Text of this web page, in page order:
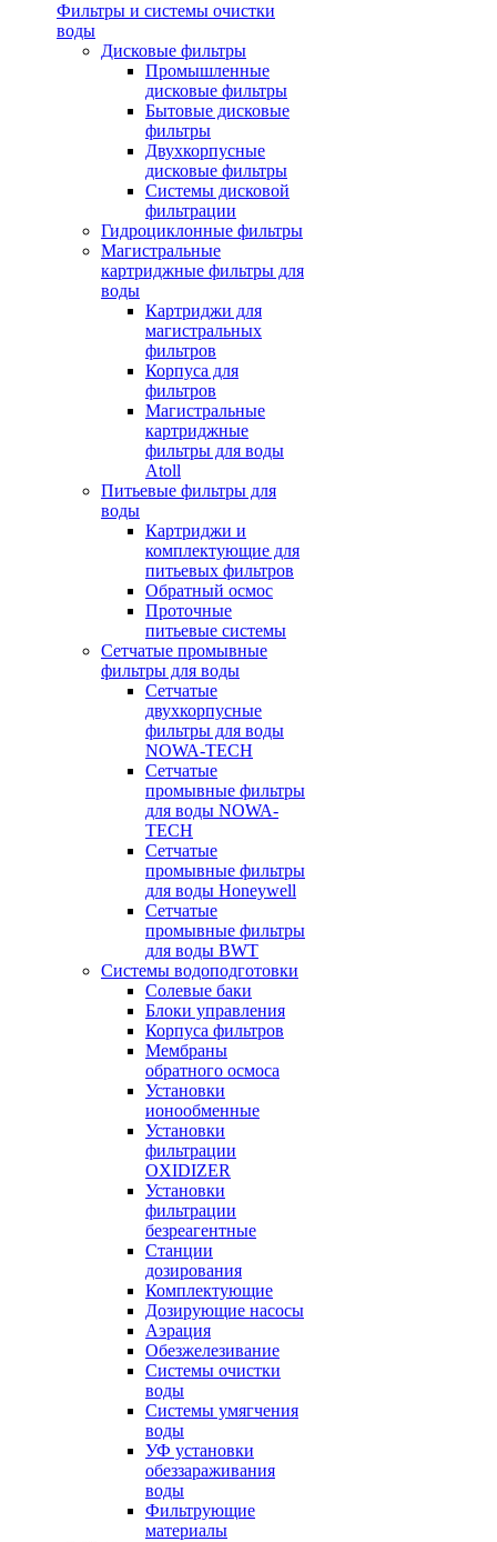
Фильтры и системы очистки
воды
Дисковые фильтры
Промышленные
дисковые фильтры
Бытовые дисковые
фильтры
Двухкорпусные
дисковые фильтры
Системы дисковой
фильтрации
Гидроциклонные фильтры
Магистральные
картриджные фильтры для
воды
Картриджи для
магистральных
фильтров
Корпуса для
фильтров
Магистральные
картриджные
фильтры для воды
Atoll
Питьевые фильтры для
воды
Картриджи и
комплектующие для
питьевых фильтров
Обратный осмос
Проточные
питьевые системы
Сетчатые промывные
фильтры для воды
Сетчатые
двухкорпусные
фильтры для воды
NOWA-TECH
Сетчатые
промывные фильтры
для воды NOWA-
TECH
Сетчатые
промывные фильтры
для воды Honeywell
Сетчатые
промывные фильтры
для воды BWT
Системы водоподготовки
Солевые баки
Блоки управления
Корпуса фильтров
Мембраны
обратного осмоса
Установки
ионообменные
Установки
фильтрации
OXIDIZER
Установки
фильтрации
безреагентные
Станции
дозирования
Комплектующие
Дозирующие насосы
Аэрация
Обезжелезивание
Системы очистки
воды
Системы умягчения
воды
УФ установки
обеззараживания
воды
Фильтрующие
материалы